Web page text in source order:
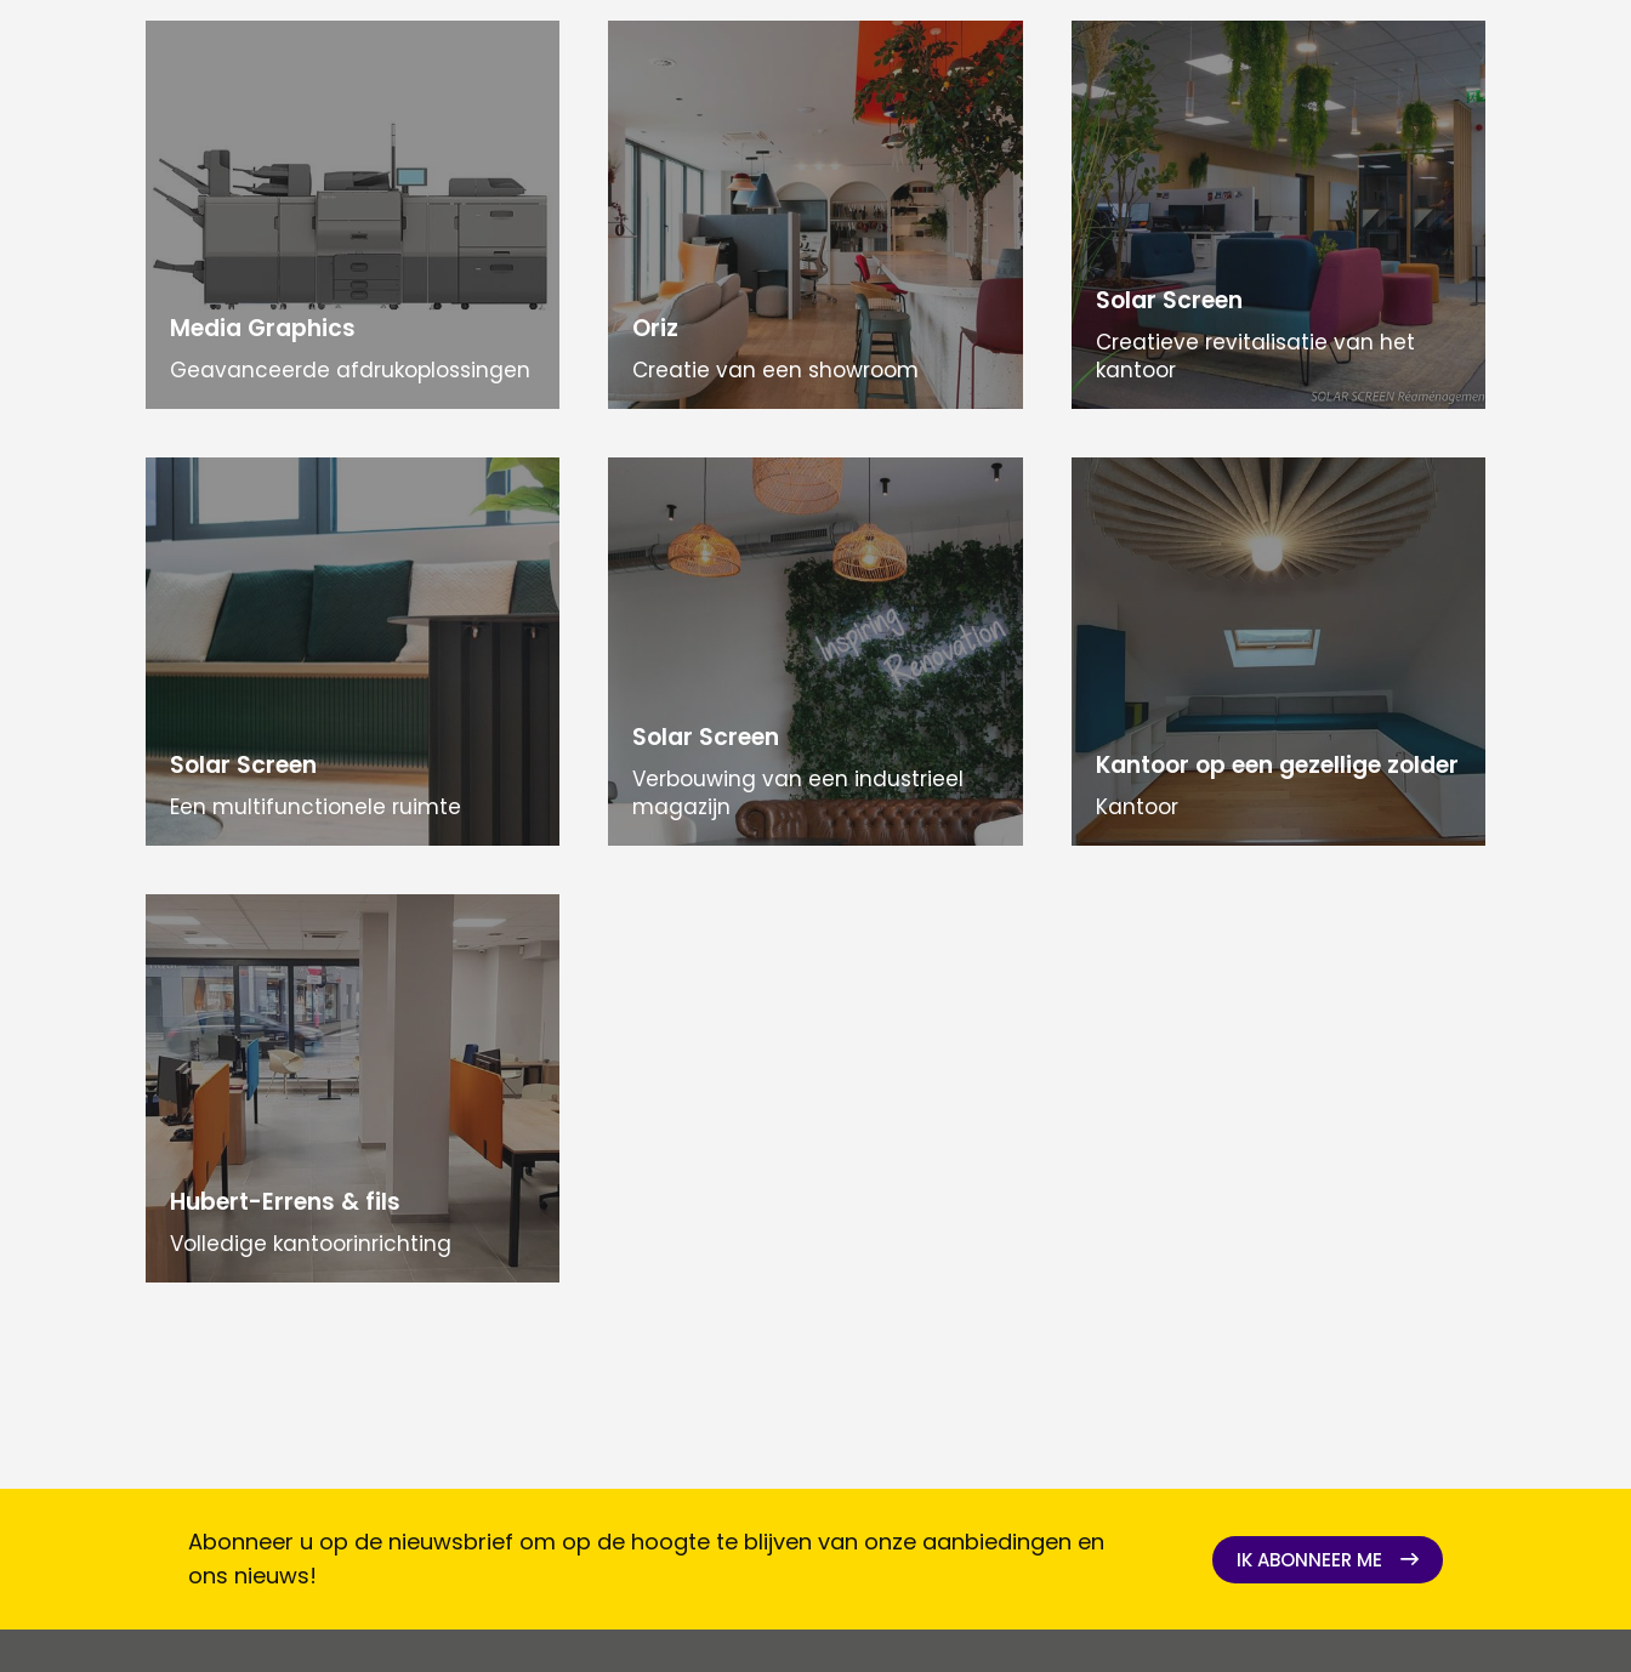
Media Graphics
Geavanceerde afdrukoplossingen
Oriz
Creatie van een showroom
Solar Screen
Creatieve revitalisatie van het
kantoor
Solar Screen
Een multifunctionele ruimte
Solar Screen
Verbouwing van een industrieel
magazijn
Kantoor op een gezellige zolder
Kantoor
Hubert-Errens & fils
Volledige kantoorinrichting
Abonneer u op de nieuwsbrief om op de hoogte te blijven van onze aanbiedingen en
ons nieuws!
IK ABONNEER ME